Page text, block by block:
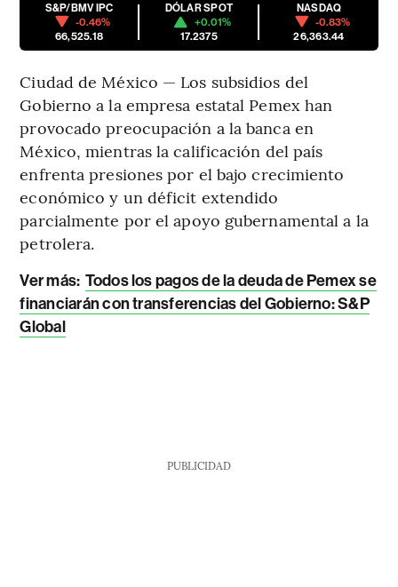
S&P/BMV IPC
-0.46%
66,525.18
DÓLAR SPOT
+0.01%
17.2375
NASDAQ
-0.83%
26,363.44
Ciudad de México — Los subsidios del
Gobierno a la empresa estatal Pemex han
provocado preocupación a la banca en
México, mientras la calificación del país
enfrenta presiones por el bajo crecimiento
económico y un déficit extendido
parcialmente por el apoyo gubernamental a la
petrolera.
Ver más: Todos los pagos de la deuda de Pemex se
financiarán con transferencias del Gobierno: S&P
Global
PUBLICIDAD